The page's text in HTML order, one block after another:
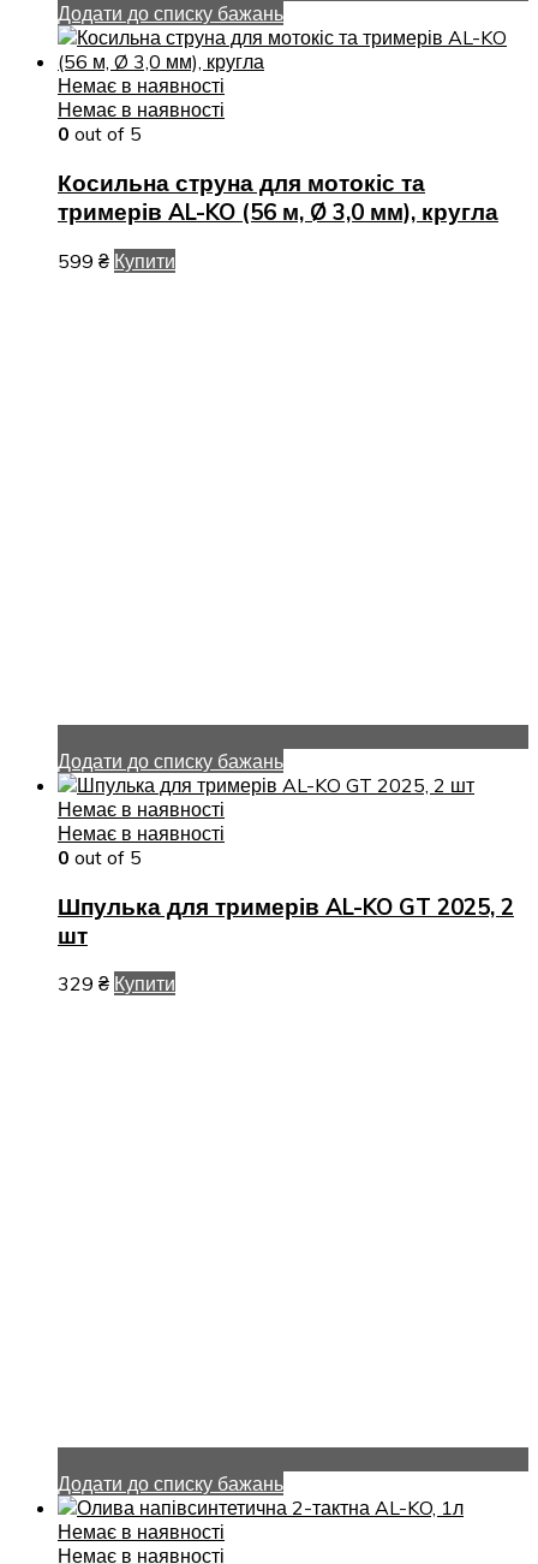
Додати до списку бажань
Немає в наявності
Немає в наявності
0 out of 5
Косильна струна для мотокіс та
тримерів AL-KO (56 м, Ø 3,0 мм), кругла
599 ₴ Купити
Додати до списку бажань
Немає в наявності
Немає в наявності
0 out of 5
Шпулька для тримерів AL-KO GT 2025, 2
шт
329 ₴ Купити
Додати до списку бажань
Немає в наявності
Немає в наявності